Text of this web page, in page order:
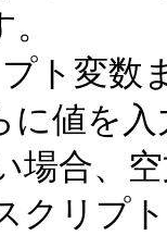
ト変数
に値を
場合、
クリプ